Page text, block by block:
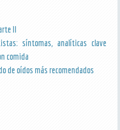
II
síntomas, analíticas clave
comida
de oídos más recomendados